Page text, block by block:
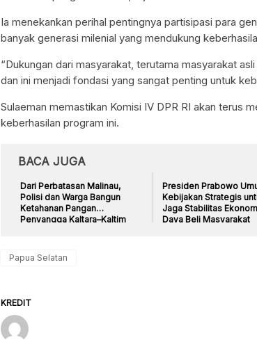
Ia menekankan perihal pentingnya partisipasi para
banyak generasi milenial yang mendukung
“Dukungan dari masyarakat, terutama masyarakat
dan ini menjadi fondasi yang sangat penting untuk
Sulaeman memastikan Komisi IV DPR RI akan terus
keberhasilan program ini.
BACA JUGA
Dari Perbatasan Malinau,
Polisi dan Warga Bangun
Ketahanan Pangan
Penyangga Kaltara–Kaltim
Presiden Prabowo
Kebijakan Strategis
Jaga Stabilitas
Daya Beli Masyarakat
Papua Selatan
KREDIT